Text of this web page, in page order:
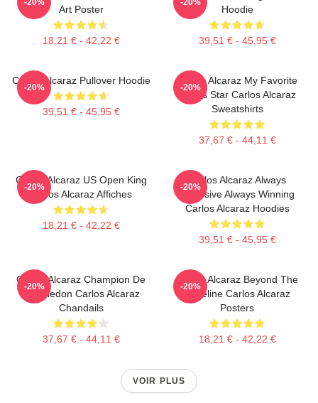
Art Poster
18,21 € - 42,22 €
-20%
Hoodie
39,51 € - 45,95 €
-20%
Carlos Alcaraz Pullover Hoodie
39,51 € - 45,95 €
-20%
Carlos Alcaraz My Favorite
Tennis Star Carlos Alcaraz
Sweatshirts
37,67 € - 44,11 €
-20%
Carlos Alcaraz US Open King
Carlos Alcaraz Affiches
18,21 € - 42,22 €
-20%
Carlos Alcaraz Always
Explosive Always Winning
Carlos Alcaraz Hoodies
39,51 € - 45,95 €
-20%
Carlos Alcaraz Champion De
Wimbledon Carlos Alcaraz
Chandails
37,67 € - 44,11 €
-20%
Carlos Alcaraz Beyond The
Baseline Carlos Alcaraz
Posters
18,21 € - 42,22 €
-20%
VOIR PLUS